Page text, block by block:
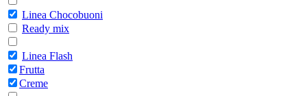
Linea Chocobuoni
Ready mix
Linea Flash
Frutta
Creme